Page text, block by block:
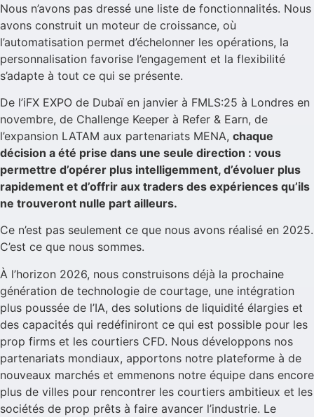
Nous n’avons pas dressé une liste de fonctionnalités. Nous
avons construit un moteur de croissance, où
l’automatisation permet d’échelonner les opérations, la
personnalisation favorise l’engagement et la flexibilité
s’adapte à tout ce qui se présente.
De l’iFX EXPO de Dubaï en janvier à FMLS:25 à Londres en
novembre, de Challenge Keeper à Refer & Earn, de
l’expansion LATAM aux partenariats MENA, chaque
décision a été prise dans une seule direction : vous
permettre d’opérer plus intelligemment, d’évoluer plus
rapidement et d’offrir aux traders des expériences qu’ils
ne trouveront nulle part ailleurs.
Ce n’est pas seulement ce que nous avons réalisé en 2025.
C’est ce que nous sommes.
À l’horizon 2026, nous construisons déjà la prochaine
génération de technologie de courtage, une intégration
plus poussée de l’IA, des solutions de liquidité élargies et
des capacités qui redéfiniront ce qui est possible pour les
prop firms et les courtiers CFD. Nous développons nos
partenariats mondiaux, apportons notre plateforme à de
nouveaux marchés et emmenons notre équipe dans encore
plus de villes pour rencontrer les courtiers ambitieux et les
sociétés de prop prêts à faire avancer l’industrie. Le